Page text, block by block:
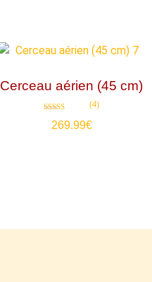
Cerceau aérien (45 cm)
4.75
(4)
269.99€